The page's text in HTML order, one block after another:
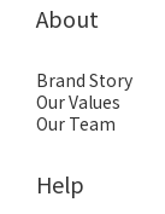
About
Brand Story
Our Values
Our Team
Help